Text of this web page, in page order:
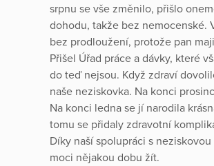
srpnu se vše změnilo, přišlo
dohodu, takže bez nemocenské.
bez prodloužení, protože pan
Přišel Úřad práce a dávky, které
do teď nejsou. Když zdraví
naše neziskovka. Na konci
Na konci ledna se jí narodila
tomu se přidaly zdravotní
Díky naší spolupráci s
moci nějakou dobu žít.